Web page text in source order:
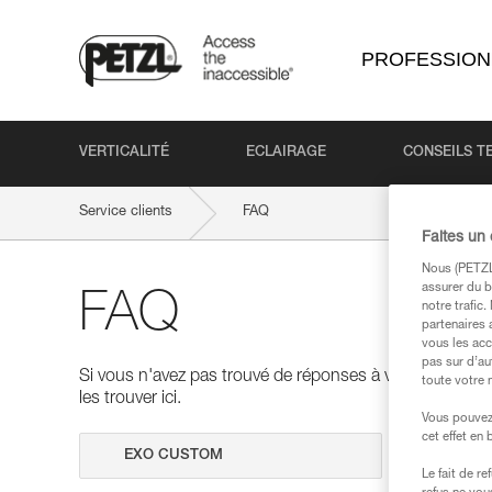
VERTICALITÉ ECLAIRAGE CONSEILS
Service clients FAQ
FAQ
Si vous n'avez pas trouvé de réponses à vos
les trouver ici.
Faites un
Nous
assurer du
notre trafic.
partenaires
vous les
pas sur
toute votre
Vous
cet effet en
Le fait de